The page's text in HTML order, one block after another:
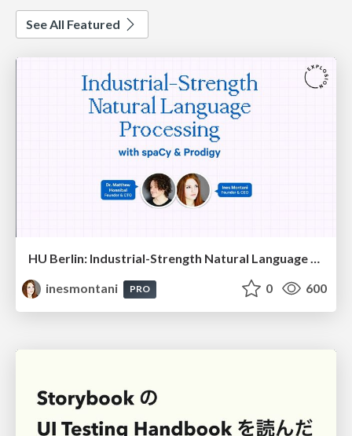
See All Featured
HU Berlin: Industrial-Strength Natural Language Processing with spaCy and Prodigy
inesmontani
PRO 0 600